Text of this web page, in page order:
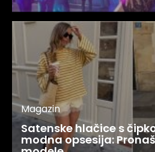
Magazin
Satenske hlačice s
modna opsesija: